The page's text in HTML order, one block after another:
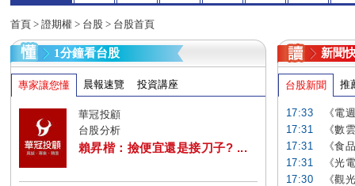
首頁 > 證期權 > 台股 > 台股首頁
1分鐘看台股
專家讓您懂 晨報速覽 投資講座
華冠投顧
台股分析
賴昇楷：撿便宜還是接刀子? ...
新聞
台股新聞 推
17:33
《電
17:31
《數
17:31
《食
17:31
《光
17:30
《觀